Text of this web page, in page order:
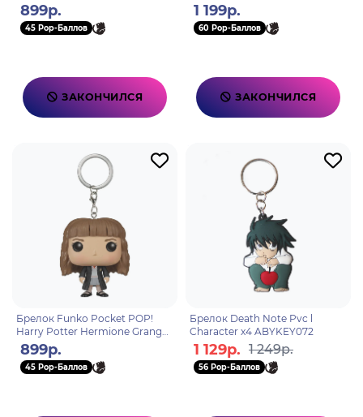
899р.
45 Pop-Баллов
ЗАКОНЧИЛСЯ
1 199р.
60 Pop-Баллов
ЗАКОНЧИЛСЯ
Брелок Funko Pocket POP!
Harry Potter Hermione Granger
7617
899р.
45 Pop-Баллов
Брелок Death Note Pvc l
Character x4 ABYKEY072
1 129р. 1 249р.
56 Pop-Баллов